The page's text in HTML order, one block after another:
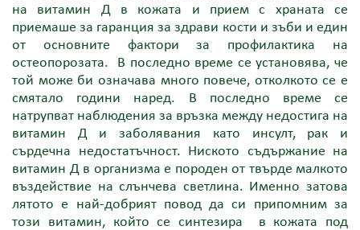
на витамин Д в кожата и прием с храната се
приемаше за гаранция за здрави кости и зъби и един
от основните фактори за профилактика на
остеопорозата. В последно време се установява, че
той може би означава много повече, отколкото се е
смятало години наред. В последно време се
натрупват наблюдения за връзка между недостига на
витамин Д и заболявания като инсулт, рак и
сърдечна недостатъчност. Ниското съдържание на
витамин Д в организма е породен от твърде малкото
въздействие на слънчева светлина. Именно затова
лятото е най-добрият повод да си припомним за
този витамин, който се синтезира в кожата под